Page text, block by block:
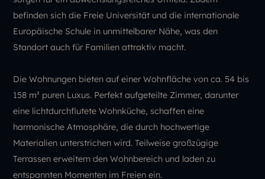
befinden sich die Freie Universität und die internationale
Europäische Schule in unmittelbarer Nähe, was den
Standort auch für Familien attraktiv macht.
Die Wohnungen bieten auf einer Wohnfläche von ca. 54 bis
158 m² puren Luxus. Perfekt aufgeteilte Zimmer, darunter
eine lichtdurchflutete Wohnküche, schaffen eine
harmonische Atmosphäre, die durch hochwertige
Materialien unterstrichen wird. Teilweise großzügige
Terrassen erweitern den Wohnbereich und laden zu
entspannten Momenten im Freien ein.